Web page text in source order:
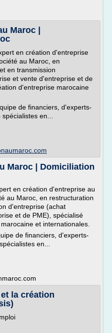
Maroc |
en création d'entreprise
au Maroc, en
en transmission
et vente d'entreprise et de
d'entreprise marocaine
de financiers, d'experts-
en...
Maroc | Domiciliation
en création d'entreprise au
au Maroc, en restructuration
d'entreprise (achat
et de PME), spécialisé
et internationales.
de financiers, d'experts-
en...
la création